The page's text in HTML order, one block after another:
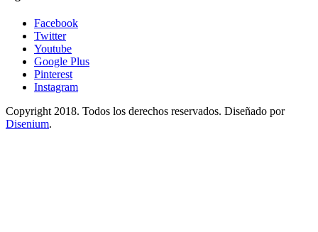
Facebook
Twitter
Youtube
Google Plus
Pinterest
Instagram
Copyright 2018. Todos los derechos reservados. Diseñado por
Disenium.